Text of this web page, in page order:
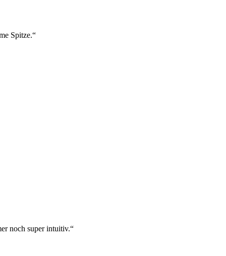
Spitze.“
noch super intuitiv.“